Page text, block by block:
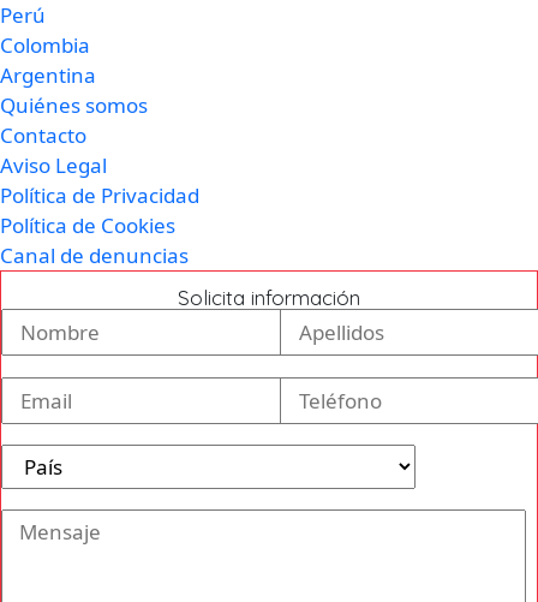
Perú
Colombia
Argentina
Quiénes somos
Contacto
Aviso Legal
Política de Privacidad
Política de Cookies
Canal de denuncias
Solicita información